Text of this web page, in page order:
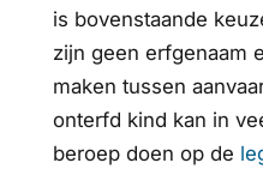
is bovenstaande
zijn geen erfgenaam
maken tussen
onterfd kind kan in
beroep doen op de